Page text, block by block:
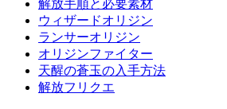
解放手順と必要素材
ウィザードオリジン
ランサーオリジン
オリジンファイター
天醒の蒼玉の入手方法
解放フリクエ